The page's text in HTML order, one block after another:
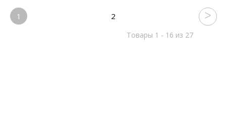
1 2
Товары 1 - 16 из 27